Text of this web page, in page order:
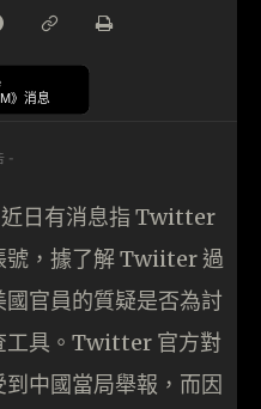
》消息
-
日有消息指 Twitter
號，據了解 Twiiter 過
官員的質疑是否為討
工具。Twitter 官方對
中國當局舉報，而因